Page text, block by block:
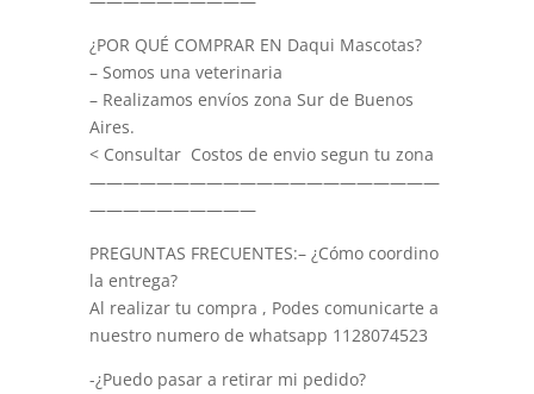
¿POR QUÉ COMPRAR EN Daqui Mascotas?
– Somos una veterinaria
– Realizamos envíos zona Sur de Buenos
Aires.
< Consultar Costos de envio segun tu zona
—————————————————————
——————————
PREGUNTAS FRECUENTES:– ¿Cómo coordino
la entrega?
Al realizar tu compra , Podes comunicarte a
nuestro numero de whatsapp 1128074523
-¿Puedo pasar a retirar mi pedido?